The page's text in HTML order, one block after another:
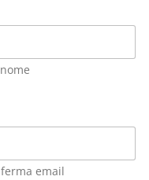
email